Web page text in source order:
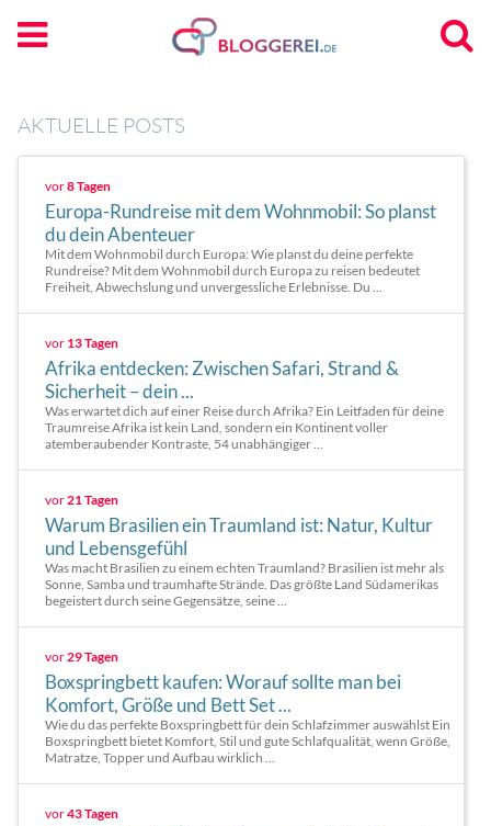
AKTUELLE POSTS
vor8 Tagen
Europa-Rundreise mit dem Wohnmobil: So planst
du dein Abenteuer
Mit dem Wohnmobil durch Europa: Wie planst du deine perfekte
Rundreise? Mit dem Wohnmobil durch Europa zu reisen bedeutet
Freiheit, Abwechslung und unvergessliche Erlebnisse. Du ...
vor 13 Tagen
Afrika entdecken: Zwischen Safari, Strand &
Sicherheit – dein ...
Was erwartet dich auf einer Reise durch Afrika? Ein Leitfaden für deine
Traumreise Afrika ist kein Land, sondern ein Kontinent voller
atemberaubender Kontraste, 54 unabhängiger ...
vor21 Tagen
Warum Brasilien ein Traumland ist: Natur, Kultur
und Lebensgefühl
Was macht Brasilien zu einem echten Traumland? Brasilien ist mehr als
Sonne, Samba und traumhafte Strände. Das größte Land Südamerikas
begeistert durch seine Gegensätze, seine ...
vor29 Tagen
Boxspringbett kaufen: Worauf sollte man bei
Komfort, Größe und Bett Set ...
Wie du das perfekte Boxspringbett für dein Schlafzimmer auswählst Ein
Boxspringbett bietet Komfort, Stil und gute Schlafqualität, wenn Größe,
Matratze, Topper und Aufbau wirklich ...
vor43 Tagen